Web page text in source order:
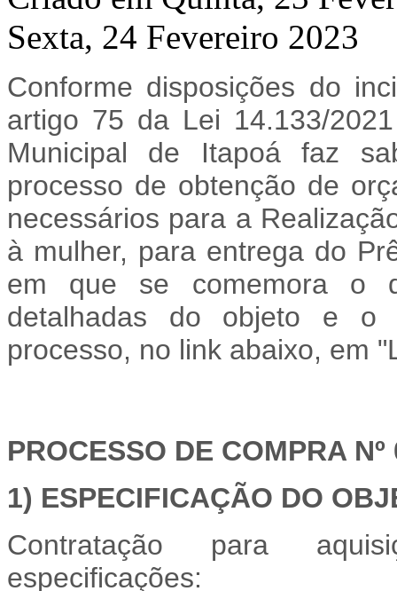
Sexta, 24 Fevereiro 2023
Conforme disposições do
artigo 75 da Lei 14.133/
Municipal de Itapoá faz
processo de obtenção de
necessários para a
à mulher, para entrega do
em que se comemora o
detalhadas do objeto e o
processo, no link abaixo, em
PROCESSO DE COMPRA Nº
1) ESPECIFICAÇÃO DO
Contratação para
especificações: